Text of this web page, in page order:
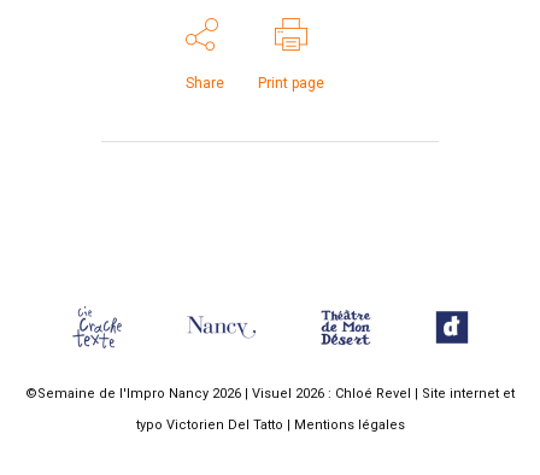
Share Print page
©Semaine de l'Impro Nancy 2026 | Visuel 2026 : Chloé Revel | Site internet et
typo Victorien Del Tatto | Mentions légales